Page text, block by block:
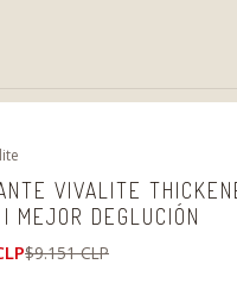
VIVALITE
DEGLUCIÓN
$9.151 CLP